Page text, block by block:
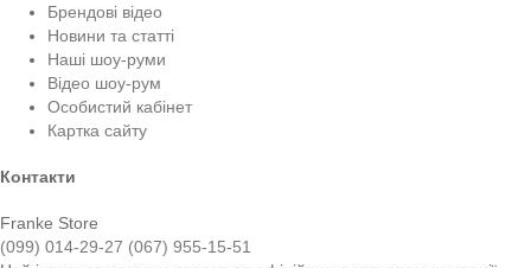
Брендові відео
Новини та статті
Наші шоу-руми
Відео шоу-рум
Особистий кабінет
Картка сайту
Контакти
Franke Store
(099) 014-29-27 (067) 955-15-51